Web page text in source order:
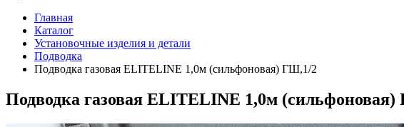
Главная
Каталог
Установочные изделия и детали
Подводка
Подводка газовая ELITELINE 1,0м (сильфоновая) ГШ,1/2
Подводка газовая ELITELINE 1,0м